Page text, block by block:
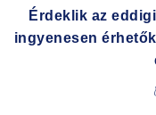
Érdeklik az
ingyenesen